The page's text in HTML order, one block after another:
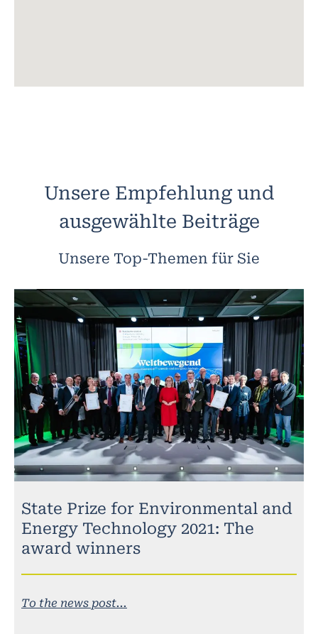
Unsere Empfehlung und
ausgewählte Beiträge
Unsere Top-Themen für Sie
State Prize for Environmental and
Energy Technology 2021: The
award winners
To the news post...